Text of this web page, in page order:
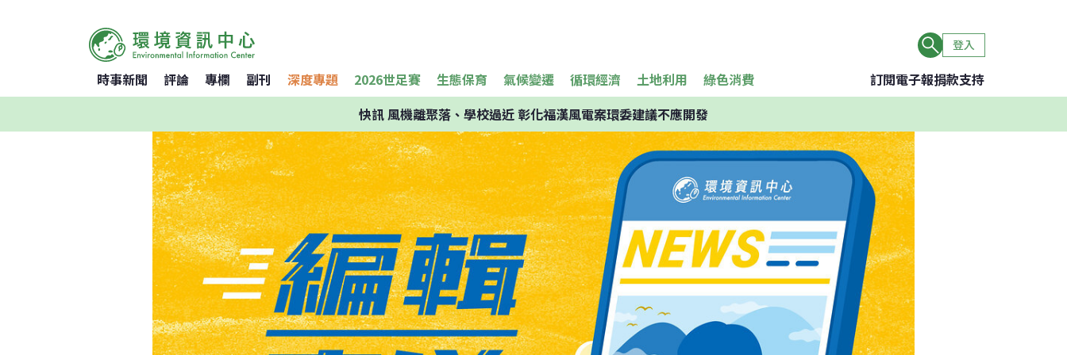
登入
時事新聞 評論 專欄 副刊 深度專題 2026世足賽 生態保育 氣候變遷 循環經濟 土地利用 綠色消費 訂閱電子報捐款支持
快訊風機離聚落、學校過近 彰化福漢風電案環委建議不應開發